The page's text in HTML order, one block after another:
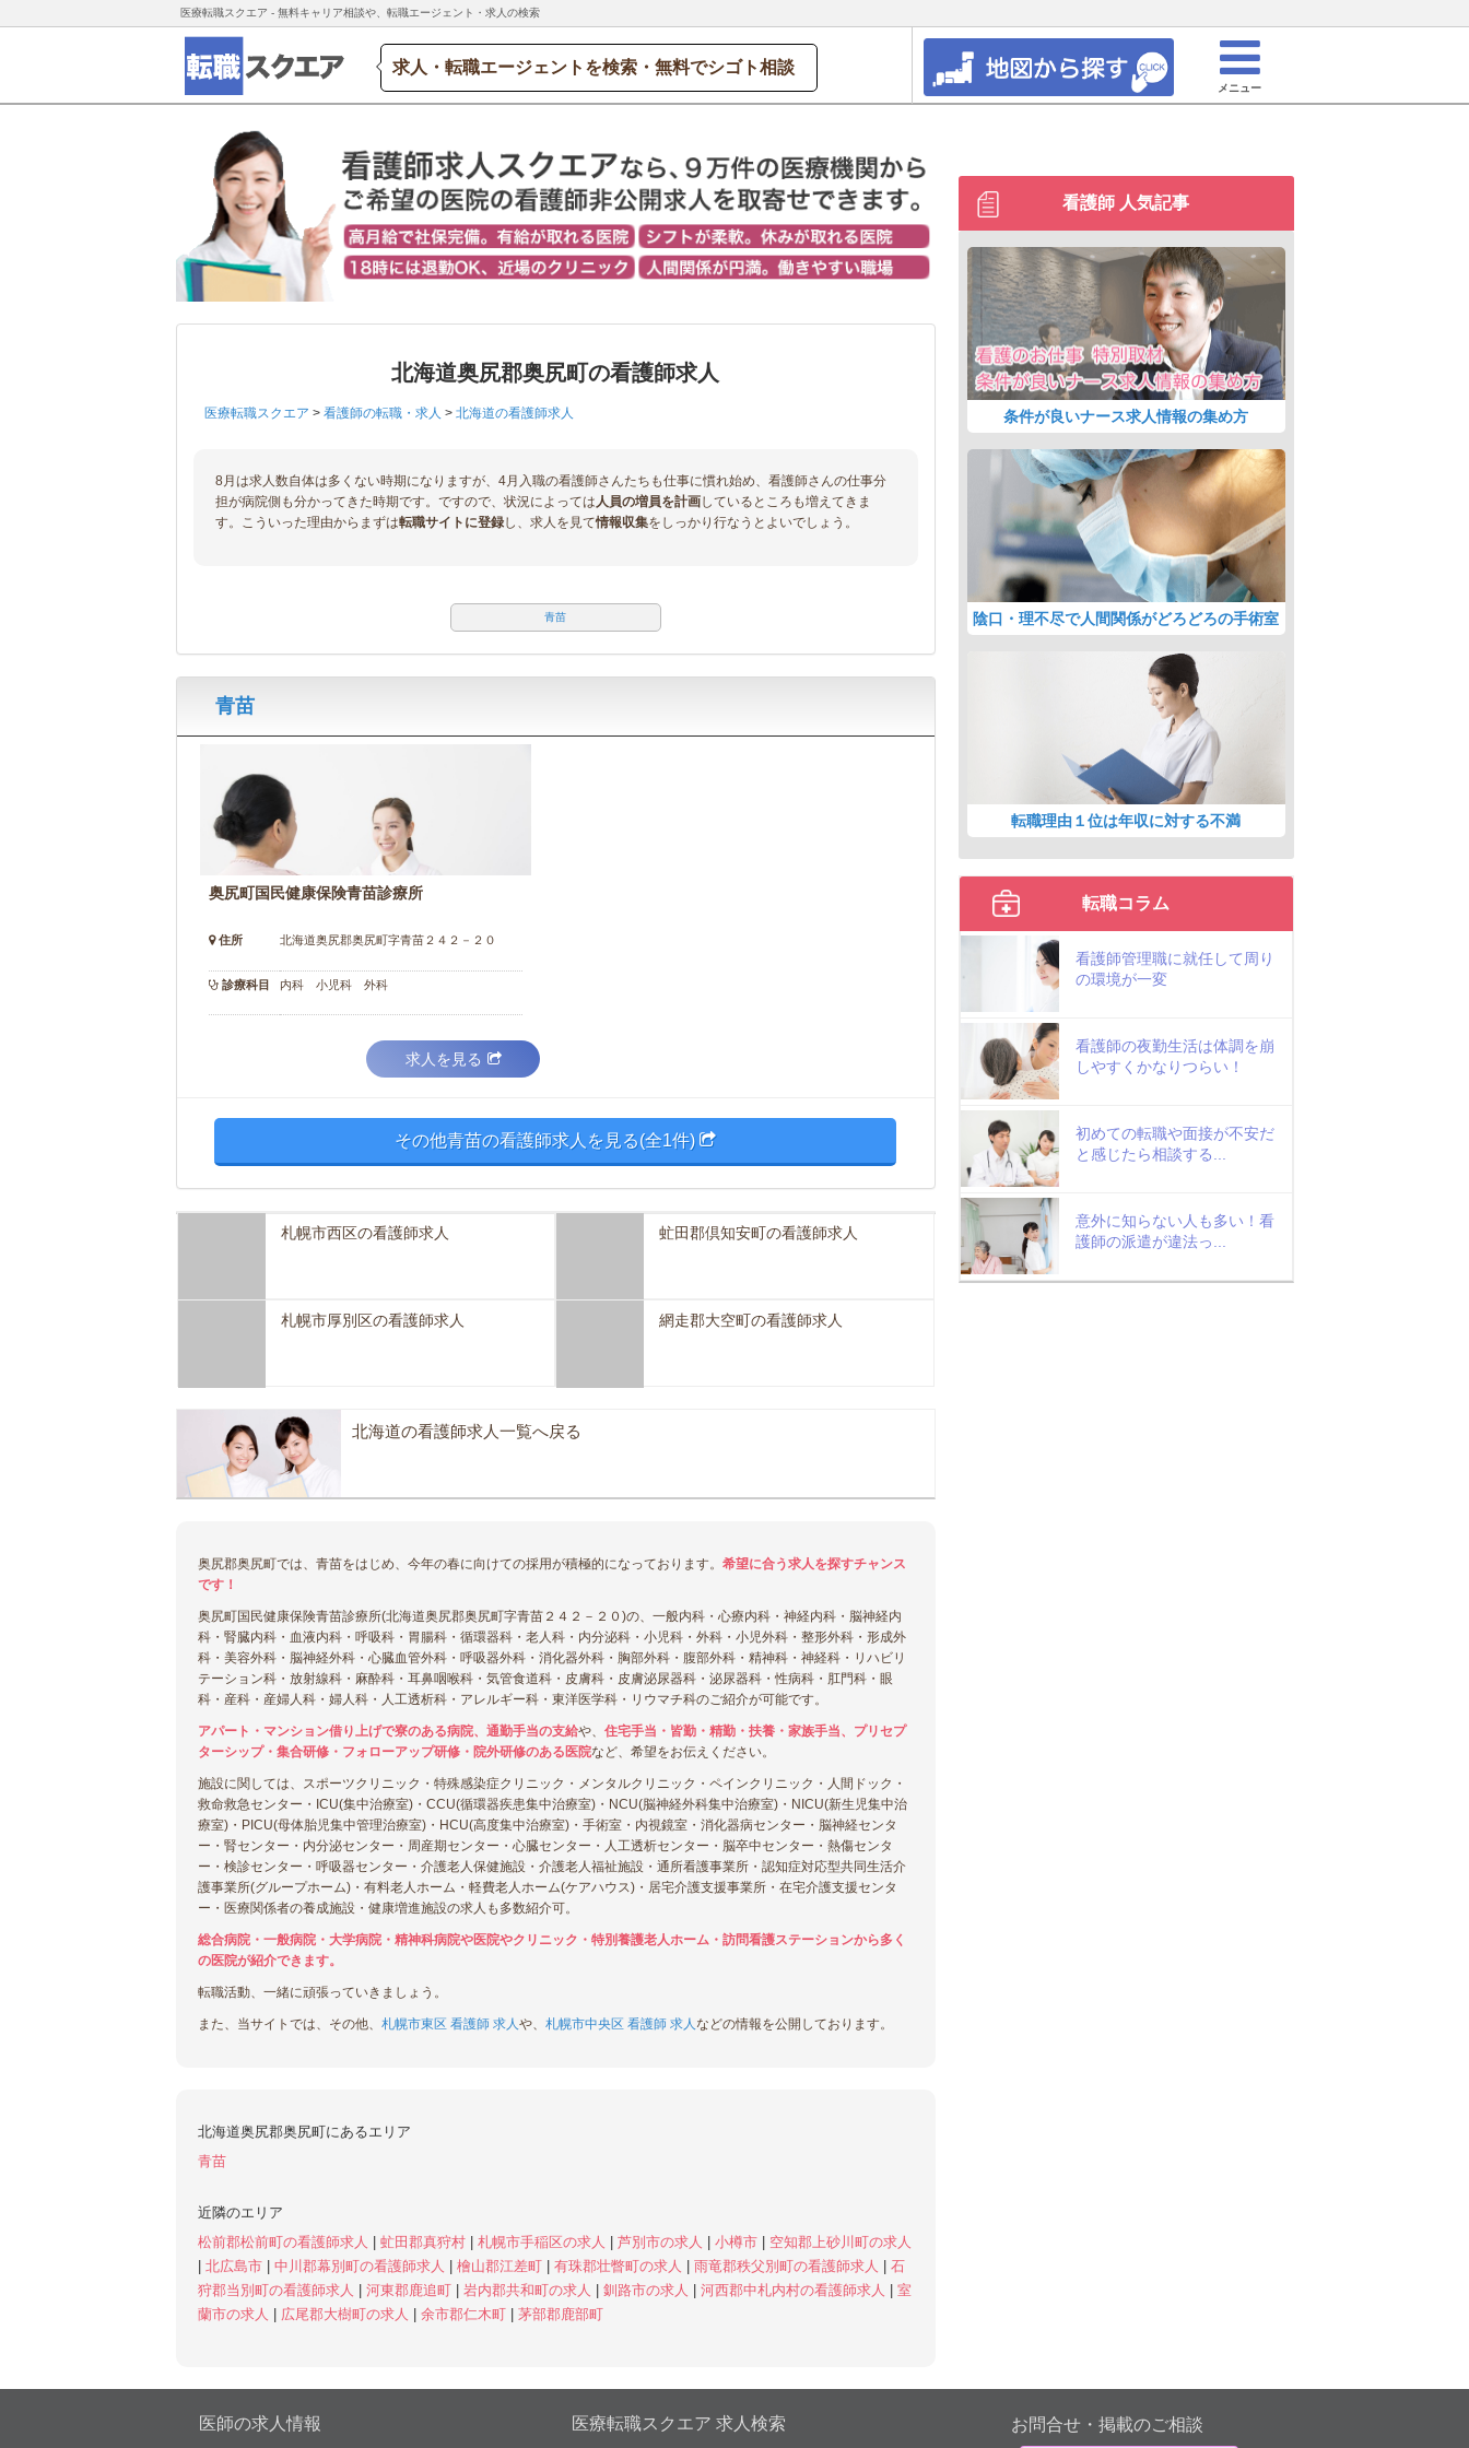
医療転職スクエア - 無料キャリア相談や、転職エージェント・求人の検索
求人・転職エージェントを検索・無料でシゴト相談
メニュー
北海道奥尻郡奥尻町の看護師求人
医療転職スクエア > 看護師の転職・求人 > 北海道の看護師求人
8月は求人数自体は多くない時期になりますが、4月入職の看護師さんたちも仕事に慣れ始め、看護師さんの仕事分
担が病院側も分かってきた時期です。ですので、状況によっては人員の増員を計画しているところも増えてきま
す。こういった理由からまずは転職サイトに登録し、求人を見て情報収集をしっかり行なうとよいでしょう。
青苗
青苗
奥尻町国民健康保険青苗診療所
住所 北海道奥尻郡奥尻町字青苗２４２－２０
診療科目 内科 小児科 外科
求人を見る
その他青苗の看護師求人を見る(全1件)
札幌市西区の看護師求人 虻田郡倶知安町の看護師求人
札幌市厚別区の看護師求人 網走郡大空町の看護師求人
北海道の看護師求人一覧へ戻る
奥尻郡奥尻町では、青苗をはじめ、今年の春に向けての採用が積極的になっております。 希望に合う求人を探すチャンス
です！
奥尻町国民健康保険青苗診療所(北海道奥尻郡奥尻町字青苗２４２－２０)の、一般内科・心療内科・神経内科・脳神経内
科・腎臓内科・血液内科・呼吸科・胃腸科・循環器科・老人科・内分泌科・小児科・外科・小児外科・整形外科・形成外
科・美容外科・脳神経外科・心臓血管外科・呼吸器外科・消化器外科・胸部外科・腹部外科・精神科・神経科・リハビリ
テーション科・放射線科・麻酔科・耳鼻咽喉科・気管食道科・皮膚科・皮膚泌尿器科・泌尿器科・性病科・肛門科・眼
科・産科・産婦人科・婦人科・人工透析科・アレルギー科・東洋医学科・リウマチ科のご紹介が可能です。
アパート・マンション借り上げで寮のある病院、通勤手当の支給や、 住宅手当・皆勤・精勤・扶養・家族手当、プリセプ
ターシップ・集合研修・フォローアップ研修・院外研修のある医院など、希望をお伝えください。
施設に関しては、スポーツクリニック・特殊感染症クリニック・メンタルクリニック・ペインクリニック・人間ドック・
救命救急センター・ICU(集中治療室)・CCU(循環器疾患集中治療室)・NCU(脳神経外科集中治療室)・NICU(新生児集中治
療室)・PICU(母体胎児集中管理治療室)・HCU(高度集中治療室)・手術室・内視鏡室・消化器病センター・脳神経センタ
ー・腎センター・内分泌センター・周産期センター・心臓センター・人工透析センター・脳卒中センター・熱傷センタ
ー・検診センター・呼吸器センター・介護老人保健施設・介護老人福祉施設・通所看護事業所・認知症対応型共同生活介
護事業所(グループホーム)・有料老人ホーム・軽費老人ホーム(ケアハウス)・居宅介護支援事業所・在宅介護支援センタ
ー・医療関係者の養成施設・健康増進施設の求人も多数紹介可。
総合病院・一般病院・大学病院・精神科病院や医院やクリニック・特別養護老人ホーム・訪問看護ステーションから多く
の医院が紹介できます。
転職活動、一緒に頑張っていきましょう。
また、当サイトでは、その他、 札幌市東区 看護師 求人や、 札幌市中央区 看護師 求人などの情報を公開しております。
北海道奥尻郡奥尻町にあるエリア
青苗
近隣のエリア
松前郡松前町の看護師求人
虻田郡真狩村 札幌市手稲区の求人 芦別市の求人 小樽市
空知郡上砂川町の求人
北広島市 中川郡幕別町の看護師求人 檜山郡江差町 有珠郡壮瞥町の求人 雨竜郡秩父別町の看護師求人
石
狩郡当別町の看護師求人
河東郡鹿追町 岩内郡共和町の求人 釧路市の求人 河西郡中札内村の看護師求人
室
蘭市の求人
広尾郡大樹町の求人 余市郡仁木町 茅部郡鹿部町
看護師 人気記事
条件が良いナース求人情報の集め方
陰口・理不尽で人間関係がどろどろの手術室
転職理由１位は年収に対する不満
転職コラム
看護師管理職に就任して周り
の環境が一変
看護師の夜勤生活は体調を崩
しやすくかなりつらい！
初めての転職や面接が不安だ
と感じたら相談する...
意外に知らない人も多い！看
護師の派遣が違法っ...
医師の求人情報 医療転職スクエア 求人検索 お問合せ・掲載のご相談